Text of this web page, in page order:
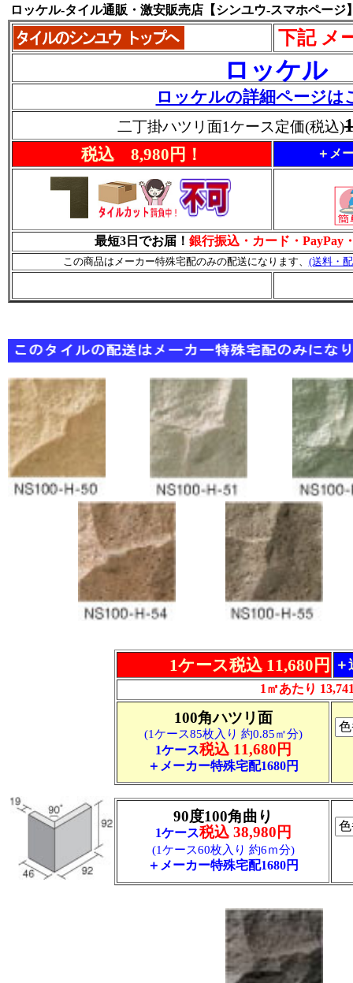
ロッケル-タイル通販・激安販売店【シンユウ-スマホページ
90度100角曲り
1ケース税込 38,980円
(1ケース60枚入り 約6ｍ分)
＋メーカー特殊宅配1680円
下記 メ
ロッケル
ロッケルの詳細ページは
二丁掛ハツリ面1ケース定価(税込)
税込 8,980円！ ＋メ
最短3日でお届！ 銀行振込・カード・PayPay
この商品はメーカー特殊宅配のみの配送になります、 (送料・
1ケース税込 11,680円
1㎡あたり
100角ハツリ面
(1ケース85枚入り 約0.85㎡分)
1ケース税込 11,680円
＋メーカー特殊宅配1680円